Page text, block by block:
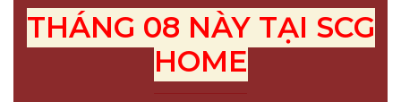
THÁNG 08 NÀY TẠI SCG
HOME